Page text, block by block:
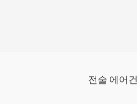
전술 에어건